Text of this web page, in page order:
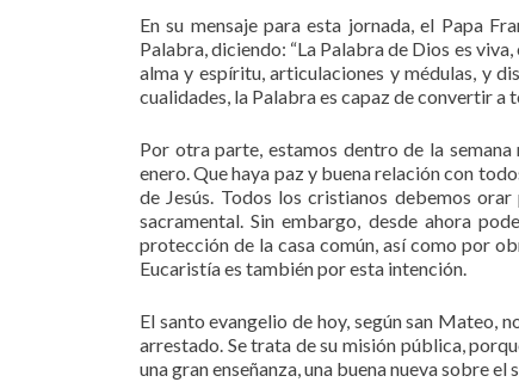
En su mensaje para esta jornada, el Papa
Palabra, diciendo: “La Palabra de Dios es
alma y espíritu, articulaciones y médulas, y
cualidades, la Palabra es capaz de convertir a
Por otra parte, estamos dentro de la
enero. Que haya paz y buena relación con
de Jesús. Todos los cristianos debemos
sacramental. Sin embargo, desde ahora
protección de la casa común, así como por
Eucaristía es también por esta intención.
El santo evangelio de hoy, según san Mateo,
arrestado. Se trata de su misión pública,
una gran enseñanza, una buena nueva sobre